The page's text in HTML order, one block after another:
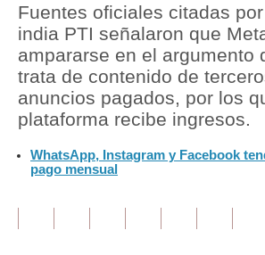
Política
Tu Dinero
Finanzas Personales
Plus G
Opinión
Fuentes oficiales citadas
india PTI señalaron que
ampararse en el argumento
trata de contenido de
anuncios pagados, por los
plataforma recibe ingresos.
WhatsApp, Instagram y Facebook
pago mensual